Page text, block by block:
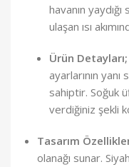
havanın
ulaşan ısı
Ürün Detayları;
ayarlarının
sahiptir. Soğuk
verdiğiniz şekli
Tasarım
olanağı sunar.